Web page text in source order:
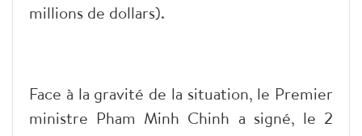
millions de dollars).
Face à la gravité de la situation, le Premier
ministre Pham Minh Chinh a signé, le 2